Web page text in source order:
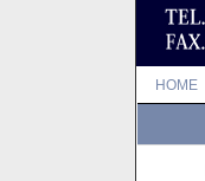
HOME